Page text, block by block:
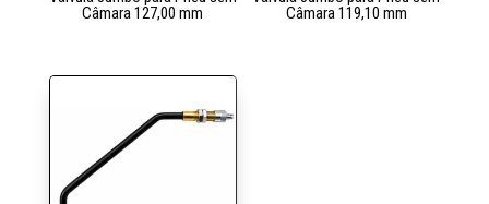
Câmara 127,00 mm
Câmara 119,10 mm